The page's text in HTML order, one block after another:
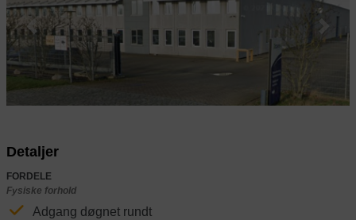
Previous Next
Detaljer
FORDELE
Fysiske forhold
Adgang døgnet rundt